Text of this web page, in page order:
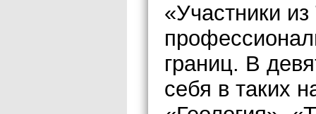
«Участники
границ. В
себя в таких